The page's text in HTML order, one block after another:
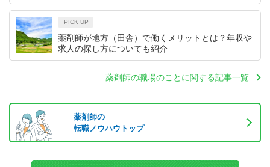
PICK UP
薬剤師が地方（田舎）で働くメリットとは？年収や
求人の探し方についても紹介
薬剤師の職場のことに関する記事一覧
薬剤師の
転職ノウハウトップ